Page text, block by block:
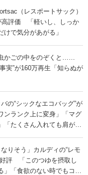
（レスポートサック）
高評価 「軽いし、しっか
で気分があがる」
かごの中をのぞくと……
実”が160万再生「知らぬが
の“シックなエコバッグ”が
ランク上に変身」「マグ
たくさん入れても肩が痛
りそう」カルディの“レモ
評 「このつゆを摂取し
「食欲のない時でもコレ